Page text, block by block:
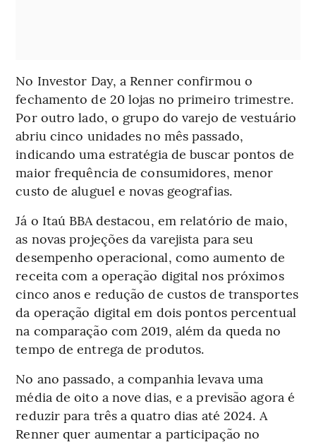
No Investor Day, a Renner confirmou o
fechamento de 20 lojas no primeiro trimestre.
Por outro lado, o grupo do varejo de vestuário
abriu cinco unidades no mês passado,
indicando uma estratégia de buscar pontos de
maior frequência de consumidores, menor
custo de aluguel e novas geografias.
Já o Itaú BBA destacou, em relatório de maio,
as novas projeções da varejista para seu
desempenho operacional, como aumento de
receita com a operação digital nos próximos
cinco anos e redução de custos de transportes
da operação digital em dois pontos percentual
na comparação com 2019, além da queda no
tempo de entrega de produtos.
No ano passado, a companhia levava uma
média de oito a nove dias, e a previsão agora é
reduzir para três a quatro dias até 2024. A
Renner quer aumentar a participação no